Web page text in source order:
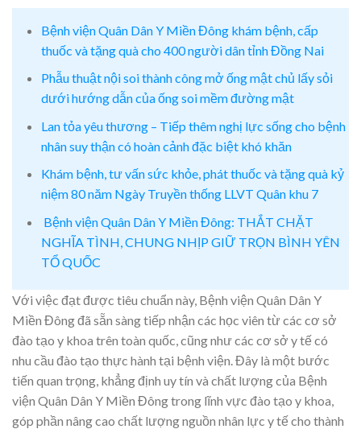
Bệnh viện Quân Dân Y Miền Đông khám bệnh, cấp
thuốc và tặng quà cho 400 người dân tỉnh Đồng Nai
Phẫu thuật nội soi thành công mở ống mật chủ lấy sỏi
dưới hướng dẫn của ống soi mềm đường mật
Lan tỏa yêu thương – Tiếp thêm nghị lực sống cho bệnh
nhân suy thận có hoàn cảnh đặc biệt khó khăn
Khám bệnh, tư vấn sức khỏe, phát thuốc và tặng quà kỷ
niệm 80 năm Ngày Truyền thống LLVT Quân khu 7
Bệnh viện Quân Dân Y Miền Đông: THẮT CHẶT
NGHĨA TÌNH, CHUNG NHỊP GIỮ TRỌN BÌNH YÊN
TỔ QUỐC
Với việc đạt được tiêu chuẩn này, Bệnh viện Quân Dân Y
Miền Đông đã sẵn sàng tiếp nhận các học viên từ các cơ sở
đào tạo y khoa trên toàn quốc, cũng như các cơ sở y tế có
nhu cầu đào tạo thực hành tại bệnh viện. Đây là một bước
tiến quan trọng, khẳng định uy tín và chất lượng của Bệnh
viện Quân Dân Y Miền Đông trong lĩnh vực đào tạo y khoa,
góp phần nâng cao chất lượng nguồn nhân lực y tế cho thành